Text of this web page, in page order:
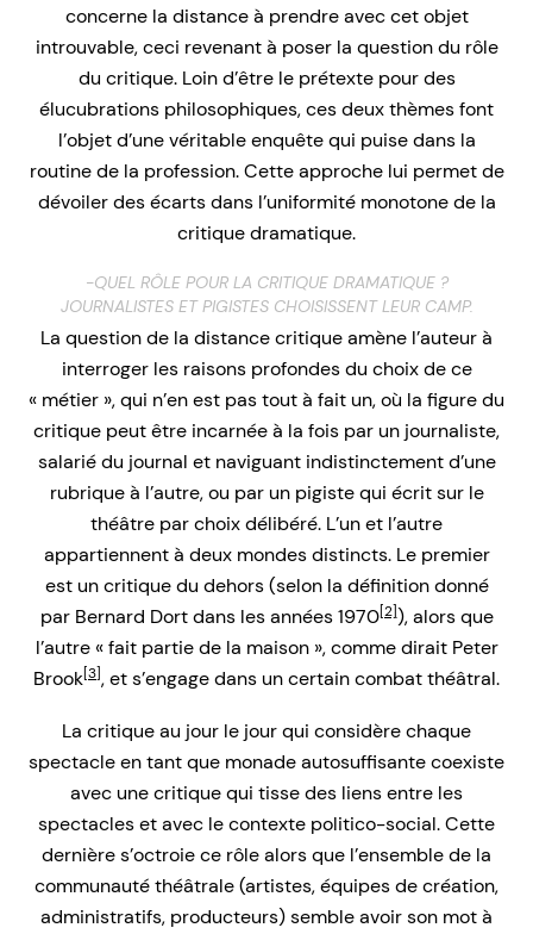
concerne la distance à prendre avec cet objet
introuvable, ceci revenant à poser la question du rôle
du critique. Loin d’être le prétexte pour des
élucubrations philosophiques, ces deux thèmes font
l’objet d’une véritable enquête qui puise dans la
routine de la profession. Cette approche lui permet de
dévoiler des écarts dans l’uniformité monotone de la
critique dramatique.
-QUEL RÔLE POUR LA CRITIQUE DRAMATIQUE ?
JOURNALISTES ET PIGISTES CHOISISSENT LEUR CAMP.
La question de la distance critique amène l’auteur à
interroger les raisons profondes du choix de ce
« métier », qui n’en est pas tout à fait un, où la figure du
critique peut être incarnée à la fois par un journaliste,
salarié du journal et naviguant indistinctement d’une
rubrique à l’autre, ou par un pigiste qui écrit sur le
théâtre par choix délibéré. L’un et l’autre
appartiennent à deux mondes distincts. Le premier
est un critique du dehors (selon la définition donné
par Bernard Dort dans les années 1970[2]), alors que
l’autre « fait partie de la maison », comme dirait Peter
Brook[3], et s’engage dans un certain combat théâtral.
La critique au jour le jour qui considère chaque
spectacle en tant que monade autosuffisante coexiste
avec une critique qui tisse des liens entre les
spectacles et avec le contexte politico-social. Cette
dernière s’octroie ce rôle alors que l’ensemble de la
communauté théâtrale (artistes, équipes de création,
administratifs, producteurs) semble avoir son mot à